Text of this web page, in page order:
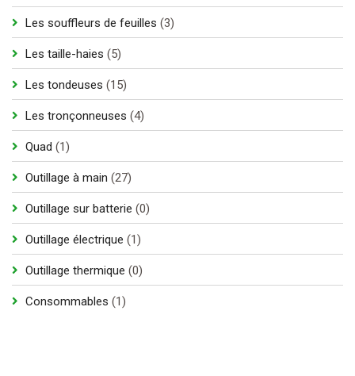
Les souffleurs de feuilles 33
Les taille-haies 55
Les tondeuses 1515
Les tronçonneuses 44
Quad 11
Outillage à main 2727
Outillage sur batterie 00
Outillage électrique 11
Outillage thermique 00
Consommables 11